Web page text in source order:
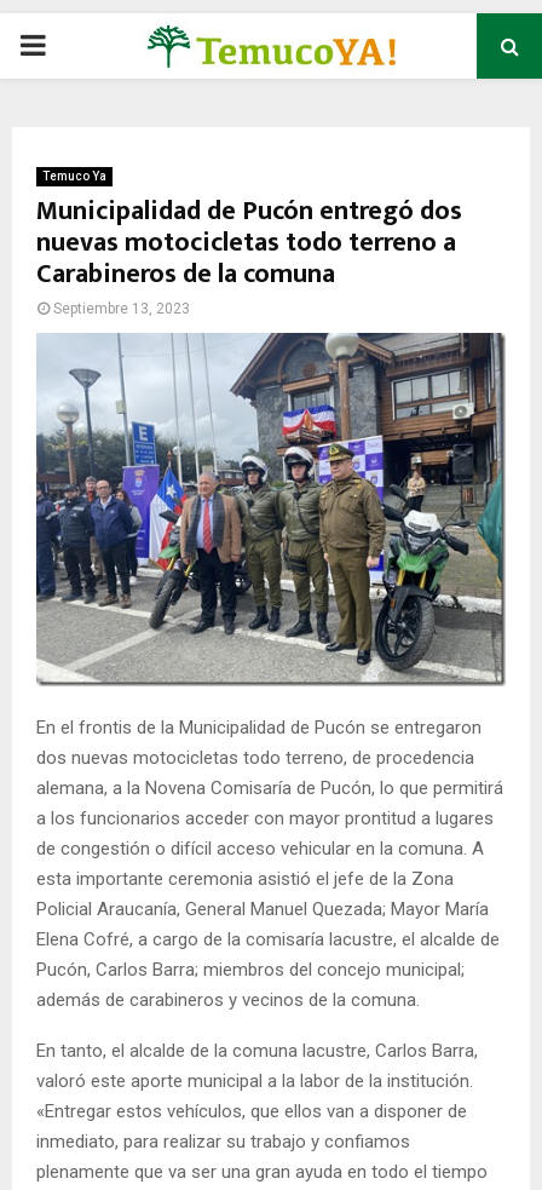
P
M
A
Y
M
E
N
Temuco Ya
Municipalidad de Pucón entregó dos
nuevas motocicletas todo terreno a
Carabineros de la comuna
Septiembre 13, 2023
En el frontis de la Municipalidad de Pucón se entregaron
dos nuevas motocicletas todo terreno, de procedencia
alemana, a la Novena Comisaría de Pucón, lo que permitirá
a los funcionarios acceder con mayor prontitud a lugares
de congestión o difícil acceso vehicular en la comuna. A
esta importante ceremonia asistió el jefe de la Zona
Policial Araucanía, General Manuel Quezada; Mayor María
Elena Cofré, a cargo de la comisaría lacustre, el alcalde de
Pucón, Carlos Barra; miembros del concejo municipal;
además de carabineros y vecinos de la comuna.
En tanto, el alcalde de la comuna lacustre, Carlos Barra,
valoró este aporte municipal a la labor de la institución.
«Entregar estos vehículos, que ellos van a disponer de
inmediato, para realizar su trabajo y confiamos
plenamente que va ser una gran ayuda en todo el tiempo